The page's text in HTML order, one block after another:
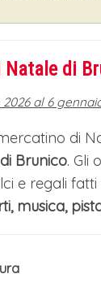
in hotel.
Pusteria
dov'è
viaggio
DI
passo dal
di
al 6
di
Brunico. Gli
e regali
musica,